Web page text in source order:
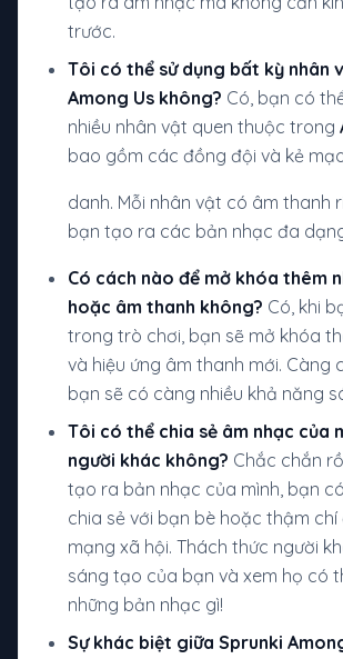
trước.
Tôi có thể sử dụng bất kỳ nhân
Among Us không? Có, bạn có
nhiều nhân vật quen thuộc trong
bao gồm các đồng đội và kẻ
danh. Mỗi nhân vật có âm thanh
bạn tạo ra các bản nhạc đa
Có cách nào để mở khóa thêm
hoặc âm thanh không? Có, khi
trong trò chơi, bạn sẽ mở khóa
và hiệu ứng âm thanh mới. Càng
bạn sẽ có càng nhiều khả năng
Tôi có thể chia sẻ âm nhạc của
người khác không? Chắc chắn
tạo ra bản nhạc của mình, bạn
chia sẻ với bạn bè hoặc thậm
mạng xã hội. Thách thức người
sáng tạo của bạn và xem họ có
những bản nhạc gì!
Sự khác biệt giữa Sprunki